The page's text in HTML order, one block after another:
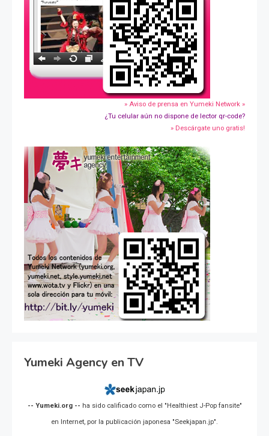
» Aviso de prensa en Yumeki Network »
¿Tu celular aún no dispone de lector qr-code?
» Descárgate uno gratis!
Yumeki Agency en TV
-- Yumeki.org -- ha sido calificado como el "Healthiest J-Pop fansite"
en Internet, por la publicación japonesa "Seekjapan.jp".